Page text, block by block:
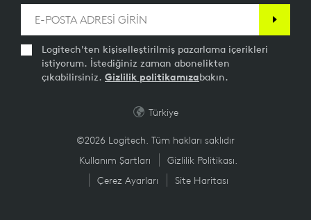
Logitech'ten kişiselleştirilmiş pazarlama içerikleri
istiyorum. İstediğiniz zaman abonelikten
çıkabilirsiniz. Gizlilik politikamızabakın.
©2026 Logitech. Tüm hakları saklıdır
Kullanım Şartları
Gizlilik Politikası.
Çerez Ayarları
Site Haritası
Türkiye